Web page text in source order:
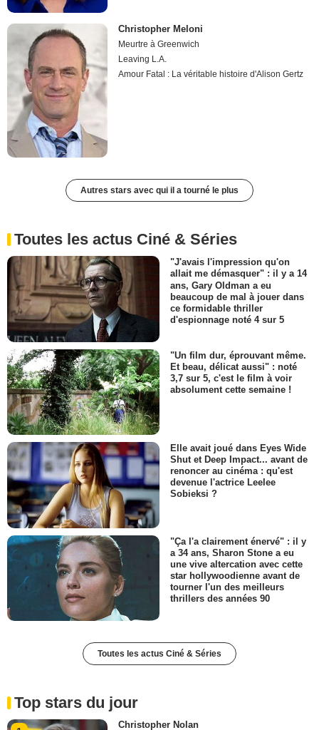
Christopher Meloni
Meurtre à Greenwich
Leaving L.A.
Amour Fatal : La véritable histoire d'Alison Gertz
Autres stars avec qui il a tourné le plus
Toutes les actus Ciné & Séries
"J'avais l'impression qu'on
allait me démasquer" : il y a 14
ans, Gary Oldman a eu
beaucoup de mal à jouer dans
ce formidable thriller
d'espionnage noté 4 sur 5
"Un film dur, éprouvant même.
Et beau, délicat aussi" : noté
3,7 sur 5, c'est le film à voir
absolument cette semaine !
Elle avait joué dans Eyes Wide
Shut et Deep Impact... avant de
renoncer au cinéma : qu'est
devenue l'actrice Leelee
Sobieksi ?
"Ça l'a clairement énervé" : il y
a 34 ans, Sharon Stone a eu
une vive altercation avec cette
star hollywoodienne avant de
tourner l'un des meilleurs
thrillers des années 90
Toutes les actus Ciné & Séries
Top stars du jour
Christopher Nolan